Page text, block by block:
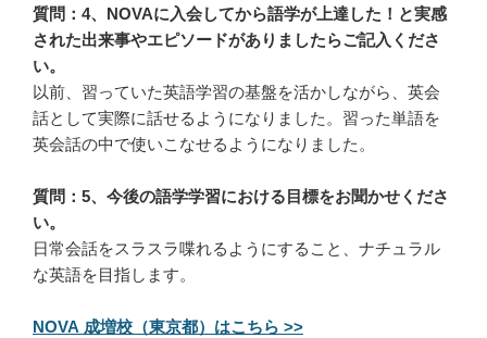
質問：4、NOVAに入会してから語学が上達した！と実感
された出来事やエピソードがありましたらご記入くださ
い。
以前、習っていた英語学習の基盤を活かしながら、英会
話として実際に話せるようになりました。習った単語を
英会話の中で使いこなせるようになりました。
質問：5、今後の語学学習における目標をお聞かせくださ
い。
日常会話をスラスラ喋れるようにすること、ナチュラル
な英語を目指します。
NOVA 成増校（東京都）はこちら >>